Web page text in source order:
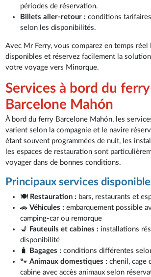
périodes de réservation.
Billets aller-retour : conditions
selon les disponibilités.
Avec Mr Ferry, vous comparez en temps réel
disponibles et réservez facilement la
votre voyage vers Minorque.
Services à bord du ferry
Barcelone Mahón
À bord du ferry Barcelone Mahón, les
varient selon la compagnie et le navire
étant souvent programmées de nuit, les
les espaces de restauration sont
voyager dans de bonnes conditions.
Principaux services
🍽️ Restauration : bars, restaurants et
🚗Véhicules : embarquement possible
camping-car ou remorque
💺 Fauteuils et cabines : installations
disponibilité
🧳
Bagages : conditions différentes
🐾Animaux domestiques : chenil, cage
cabine avec accès animaux selon